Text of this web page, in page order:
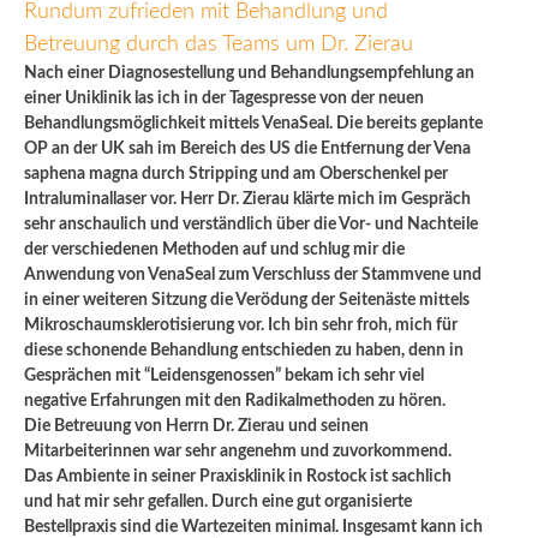
Rundum zufrieden mit Behandlung und
Betreuung durch das Teams um Dr. Zierau
Nach einer Diagnosestellung und Behandlungsempfehlung an
einer Uniklinik las ich in der Tagespresse von der neuen
Behandlungsmöglichkeit mittels VenaSeal. Die bereits geplante
OP an der UK sah im Bereich des US die Entfernung der Vena
saphena magna durch Stripping und am Oberschenkel per
Intraluminallaser vor. Herr Dr. Zierau klärte mich im Gespräch
sehr anschaulich und verständlich über die Vor- und Nachteile
der verschiedenen Methoden auf und schlug mir die
Anwendung von VenaSeal zum Verschluss der Stammvene und
in einer weiteren Sitzung die Verödung der Seitenäste mittels
Mikroschaumsklerotisierung vor. Ich bin sehr froh, mich für
diese schonende Behandlung entschieden zu haben, denn in
Gesprächen mit “Leidensgenossen” bekam ich sehr viel
negative Erfahrungen mit den Radikalmethoden zu hören.
Die Betreuung von Herrn Dr. Zierau und seinen
Mitarbeiterinnen war sehr angenehm und zuvorkommend.
Das Ambiente in seiner Praxisklinik in Rostock ist sachlich
und hat mir sehr gefallen. Durch eine gut organisierte
Bestellpraxis sind die Wartezeiten minimal. Insgesamt kann ich